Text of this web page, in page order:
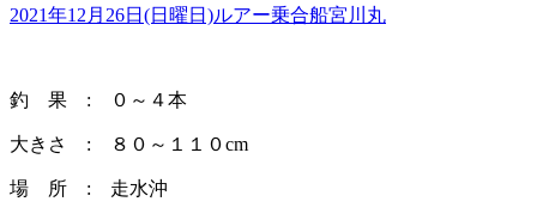
2021年12月26日(日曜日)ルアー乗合船宮川丸
釣 果 : ０～４本
大きさ : ８０～１１０cm
場 所 : 走水沖